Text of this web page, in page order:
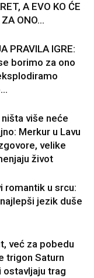
A EVO KO ĆE
ONO...
PRAVILA IGRE:
borimo za ono
više neće
Merkur u Lavu
velike
život
romantik u srcu:
jezik duše
već za pobedu
trigon Saturn
ostavljaju trag